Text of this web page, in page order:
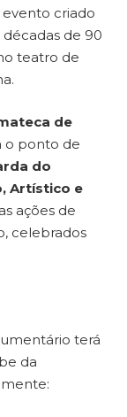
criado
de 90
teatro de
de
o ponto de
do
Artístico e
ações de
celebrados
terá
da